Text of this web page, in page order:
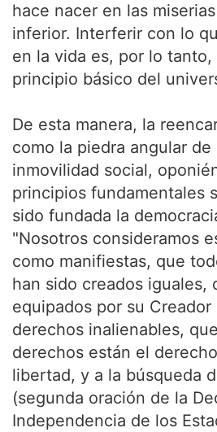
hace nacer en las
inferior. Interferir con lo
en la vida es, por lo tanto,
principio básico del
De esta manera, la
como la piedra angular
inmovilidad social,
principios fundamentales
sido fundada la
"Nosotros consideramos
como manifiestas, que
han sido creados iguales,
equipados por su
derechos inalienables,
derechos están el
libertad, y a la búsqueda
(segunda oración de la
Independencia de los